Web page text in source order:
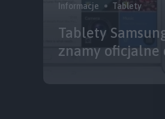
Informacje Tablety
Tablety
znamy oficjalne